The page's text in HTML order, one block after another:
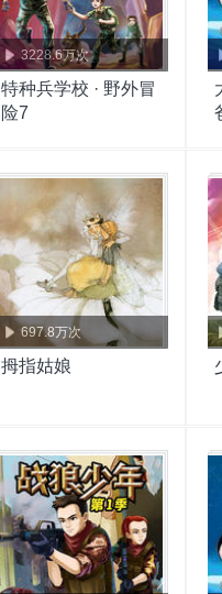
3228.6万次
特种兵学校 · 野外冒
险7
697.8万次
拇指姑娘